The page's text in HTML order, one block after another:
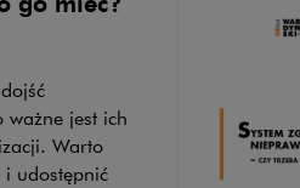
ważne jest ich
Warto
udostępnić